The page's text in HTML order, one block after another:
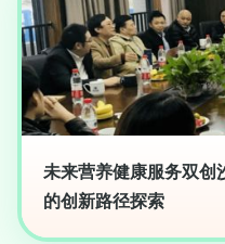
未来营养健康服务双创
的创新路径探索